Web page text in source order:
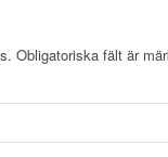
Obligatoriska fält är